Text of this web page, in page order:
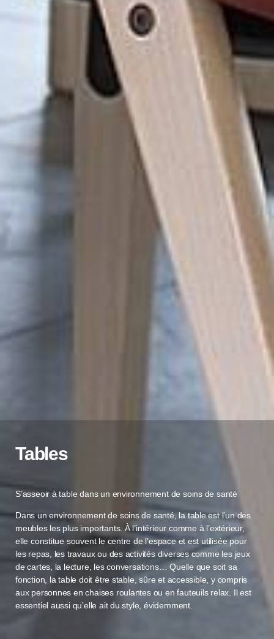
Tables
S’asseoir à table dans un environnement de soins de santé
Dans un environnement de soins de santé, la table est l’un des
meubles les plus importants. À l’intérieur comme à l’extérieur,
elle constitue souvent le centre de l’espace et est utilisée pour
les repas, les travaux ou des activités diverses comme les jeux
de cartes, la lecture, les conversations… Quelle que soit sa
fonction, la table doit être stable, sûre et accessible, y compris
aux personnes en chaises roulantes ou en fauteuils relax. Il est
essentiel aussi qu’elle ait du style, évidemment.